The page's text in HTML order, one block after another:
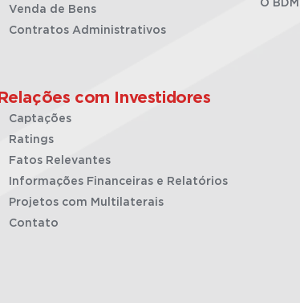
Venda de Bens
Contratos Administrativos
Relações com Investidores
Captações
Ratings
Fatos Relevantes
Informações Financeiras e Relatórios
Projetos com Multilaterais
Contato
O